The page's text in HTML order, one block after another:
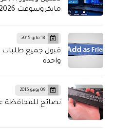
مايكروسوفت 2026
18 مايو 2015
قبول جميع
واحدة
09 يونيو 2015
نصائح للمحافظة